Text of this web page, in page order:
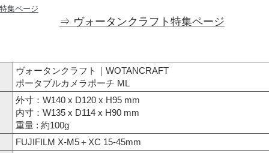
⇒ ヴォータンクラフト特集ページ
ヴォータンクラフト｜WOTANCRAFT
ポータブルカメラポーチ ML
外寸：W140 x D120 x H95 mm
内寸：W135 x D114 x H90 mm
重量 : 約100g
FUJIFILM X-M5＋XC 15-45mm